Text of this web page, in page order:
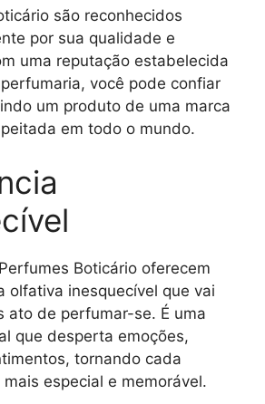
são reconhecidos
por sua qualidade e
uma reputação estabelecida
você pode confiar
um produto de uma marca
em todo o mundo.
Boticário oferecem
olfativa inesquecível que vai
ato de perfumar-se. É uma
que desperta emoções,
tornando cada
especial e memorável.